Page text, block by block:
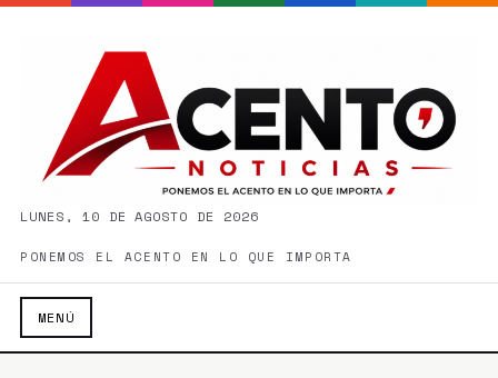
LUNES, 10 DE AGOSTO DE 2026
PONEMOS EL ACENTO EN LO QUE IMPORTA
MENÚ